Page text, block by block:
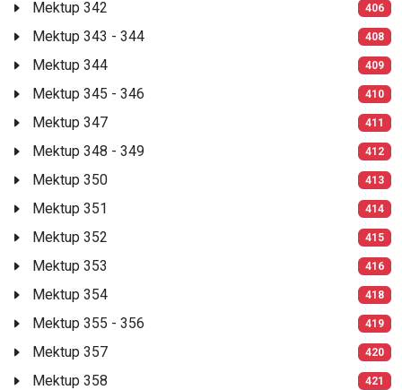
Mektup 342 406
Mektup 343 - 344 408
Mektup 344 409
Mektup 345 - 346 410
Mektup 347 411
Mektup 348 - 349 412
Mektup 350 413
Mektup 351 414
Mektup 352 415
Mektup 353 416
Mektup 354 418
Mektup 355 - 356 419
Mektup 357 420
Mektup 358 421